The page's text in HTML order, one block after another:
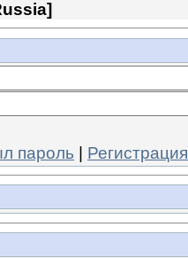
]
пароль | Регистрация